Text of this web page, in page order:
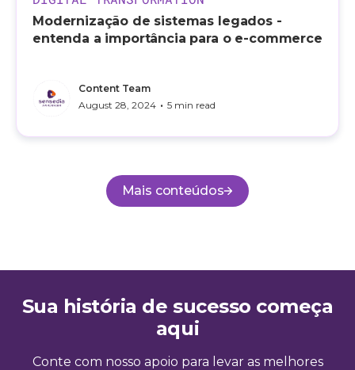
Modernização de sistemas legados -
entenda a importância para o e-commerce
Content Team
August 28, 2024 • 5 min read
Mais conteúdos
Sua história de sucesso começa
aqui
Conte com nosso apoio para levar as melhores